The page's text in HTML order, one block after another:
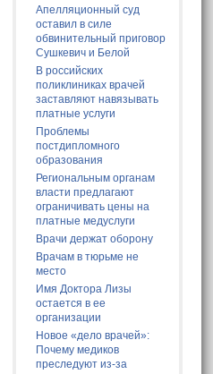
Апелляционный суд
оставил в силе
обвинительный приговор
Сушкевич и Белой
В российских
поликлиниках врачей
заставляют навязывать
платные услуги
Проблемы
постдипломного
образования
Региональным органам
власти предлагают
ограничивать цены на
платные медуслуги
Врачи держат оборону
Врачам в тюрьме не
место
Имя Доктора Лизы
остается в ее
организации
Новое «дело врачей»:
Почему медиков
преследуют из-за